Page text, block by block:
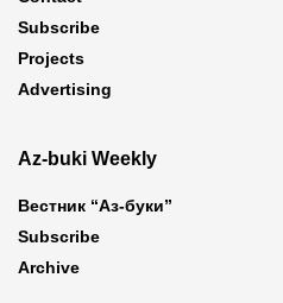
Subscribe
Projects
Advertising
Az-buki Weekly
Вестник “Аз-буки”
Subscribe
Archive